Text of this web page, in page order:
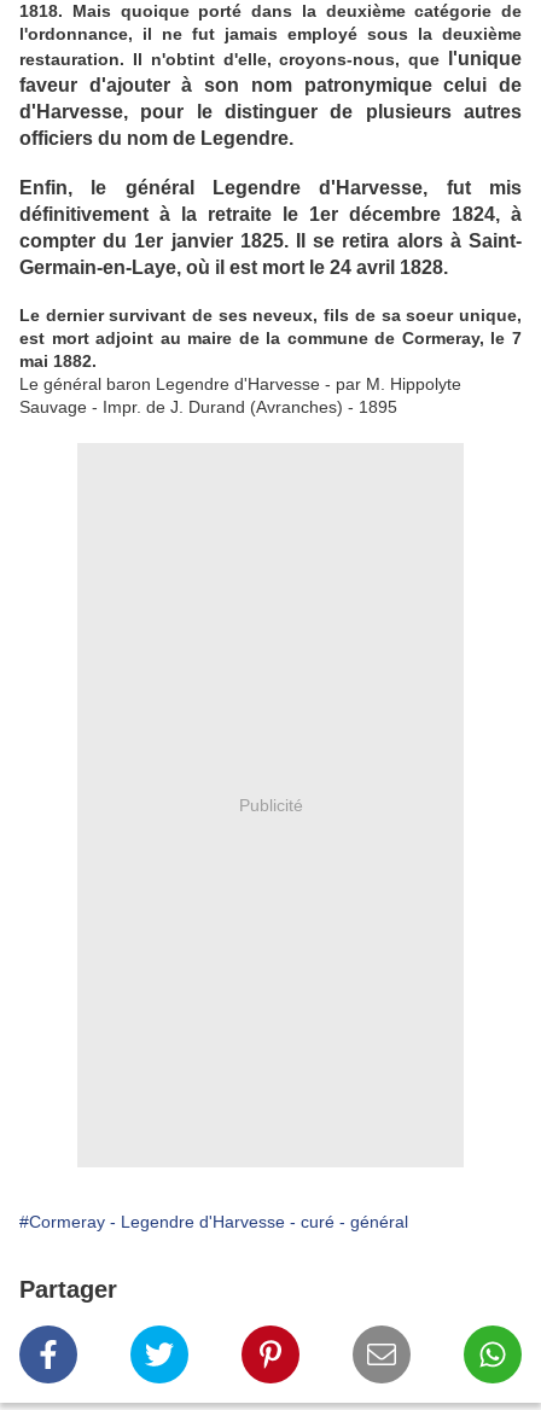
1818. Mais quoique porté dans la deuxième catégorie de
l'ordonnance, il ne fut jamais employé sous la deuxième
restauration. Il n'obtint d'elle, croyons-nous, que
l'unique
faveur d'ajouter à son nom patronymique celui de
d'Harvesse, pour le distinguer de plusieurs autres
officiers du nom de Legendre.
Enfin, le général Legendre d'Harvesse, fut mis
définitivement à la retraite le 1er décembre 1824, à
compter du 1er janvier 1825. Il se retira alors à Saint-
Germain-en-Laye, où il est mort le 24 avril 1828.
Le dernier survivant de ses neveux, fils de sa soeur unique,
est mort adjoint au maire de la commune de Cormeray, le 7
mai 1882.
Le général baron Legendre d'Harvesse - par M. Hippolyte
Sauvage - Impr. de J. Durand (Avranches) - 1895
Publicité
#Cormeray - Legendre d'Harvesse - curé - général
Partager